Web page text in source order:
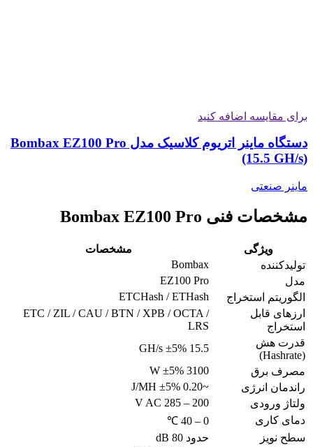
برای مقایسه اضافه کنید
دستگاه ماینر اتریوم کلاسیک مدل Bombax EZ100 Pro
(15.5 GH/s)
ماینر صنعتی
مشخصات فنی Bombax EZ100 Pro
ویژگی
مشخصات
تولیدکننده
Bombax
مدل
EZ100 Pro
الگوریتم استخراج
ETCHash / ETHash
ارزهای قابل
استخراج
ETC / ZIL / CAU / BTN / XPB / OCTA /
LRS
قدرت هش
(Hashrate)
15.5 GH/s ±5%
مصرف برق
3100 W ±5%
راندمان انرژی
~0.20 J/MH ±5%
ولتاژ ورودی
200 – 285 V AC
دمای کاری
0 – 40 ℃
سطح نویز
حدود 80 dB